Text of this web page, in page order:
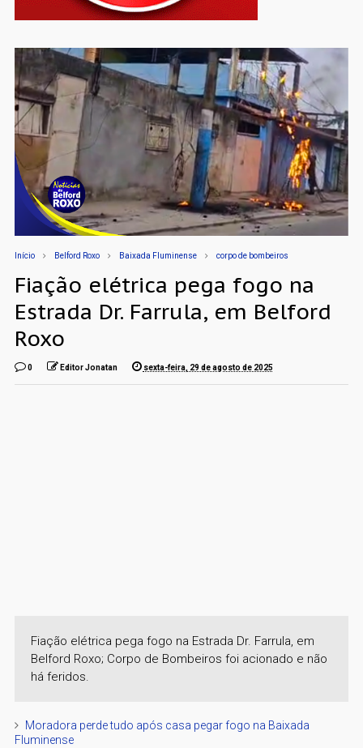
Início Belford Roxo Baixada Fluminense corpo de bombeiros
Fiação elétrica pega fogo na
Estrada Dr. Farrula, em Belford
Roxo
0 Editor Jonatan sexta-feira, 29 de agosto de 2025
Fiação elétrica pega fogo na Estrada Dr. Farrula, em
Belford Roxo; Corpo de Bombeiros foi acionado e não
há feridos.
Moradora perde tudo após casa pegar fogo na Baixada
Fluminense